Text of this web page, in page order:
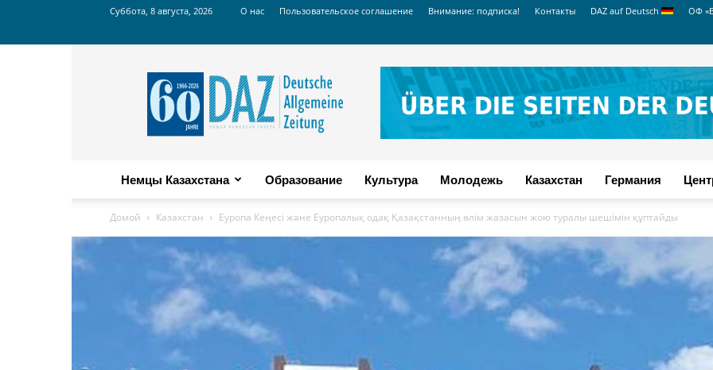
Суббота, 8 августа, 2026 О нас Пользовательское соглашение Внимание: подписка! Контакты DAZ auf Deutsch ОФ
Russian
DAZ
Немцы Казахстана Образование Культура Молодежь Казахстан Германия
Домой Казахстан Еуропа Кеңесі және Еуропалық одақ Қазақстанның өлім жазасын жою туралы шешімін құптайды